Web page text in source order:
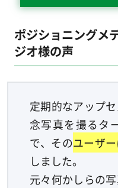
ポジショニングメ
ジオ様の声
定期的なアップ
念写真を撮るタ
で、そのユーザ
しました。
元々何かしらの